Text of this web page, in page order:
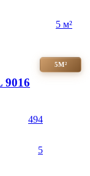
5 м²
5М²
9016
494
5